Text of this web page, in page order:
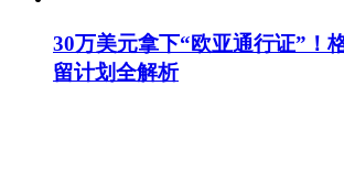
30万美元拿下“欧亚通行证”！
留计划全解析